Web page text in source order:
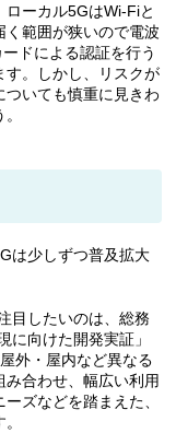
ーカル5GはWi-Fiと
く範囲が狭いので電波
ドによる認証を行う
す。しかし、リスクが
ついても慎重に見きわ
は少しずつ普及拡大
目したいのは、総務
に向けた開発実証」
外・屋内など異なる
合わせ、幅広い利用
ズなどを踏まえた、